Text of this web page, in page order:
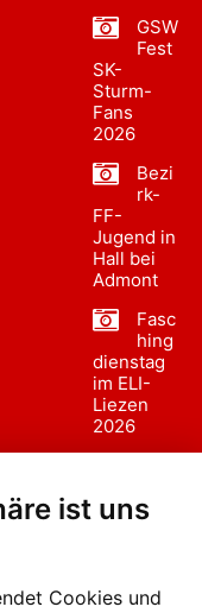
ist uns
Cookies und
GSW
Fest
SK-
Sturm-
Fans
2026
Bezi
rk-
FF-
Jugend in
Hall bei
Admont
Fasc
hing
dienstag
im ELI-
Liezen
2026
sumzug
Liezen